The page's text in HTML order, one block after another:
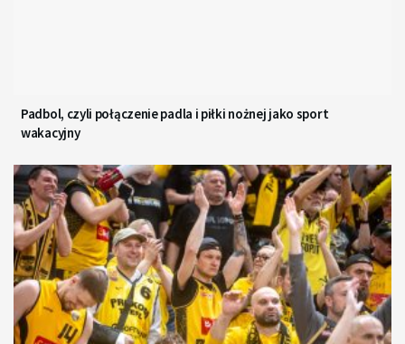
Padbol, czyli połączenie padla i piłki nożnej jako sport
wakacyjny